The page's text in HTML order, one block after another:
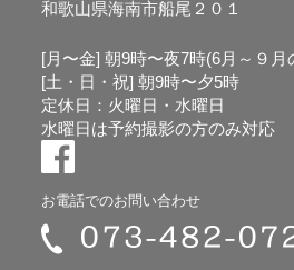
和歌山県海南市船尾２０１
[月〜金] 朝9時〜夜7時(6月～９月
[土・日・祝] 朝9時〜夕5時
定休日：火曜日・水曜日
水曜日は予約撮影の方のみ対
お電話でのお問い合わせ